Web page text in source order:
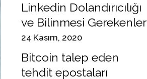
Linkedin Dolandırıcılığı
ve Bilinmesi Gerekenler
24 Kasım, 2020
Bitcoin talep eden
tehdit epostaları